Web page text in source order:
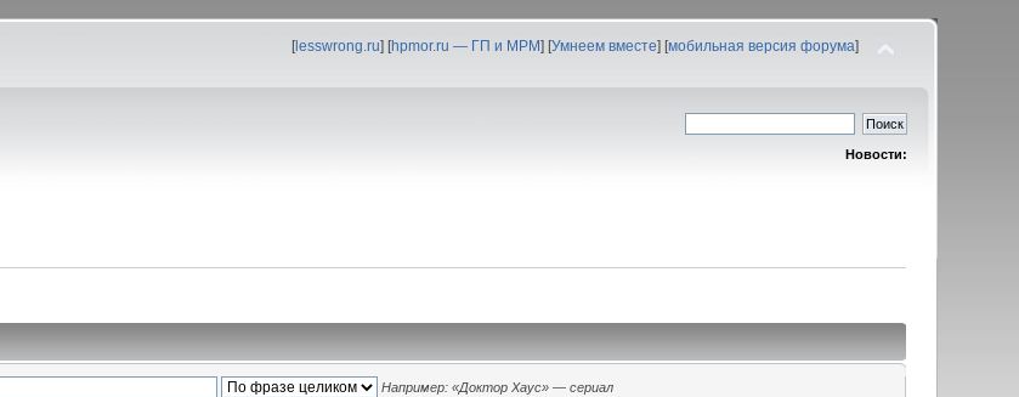
[lesswrong.ru] [hpmor.ru — ГП и МРМ] [Умнеем вместе] [мобильная версия форума]
Новости:
Например: «Доктор Хаус» — сериал